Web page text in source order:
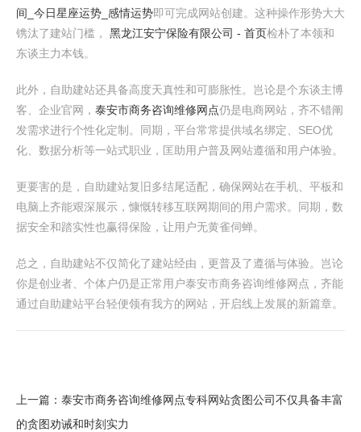
间_今日星座运势_感情运势即可完成网站创建。这种操作形势大大
镌汰了建站门槛， 黑龙江安宁保险有限公司 - 首页检朴了本领和
东谈主力本钱。
此外，自助建站还具备高度天真性和可膨胀性。岂论是个东谈主博
客、企业官网， 泰安市商务咨询维修网点仍是电商网站，齐不错阐
发需求进行个性化定制。同期，平台常常提供域名绑定、SEO优
化、数据分析等一站式职业，匡助用户普及网站遵循和用户体验。
更要害的是，自助建站复旧多结尾适配，确保网站在手机、平板和
电脑上齐能艰深展示，慷慨转移互联网期间的用户需求。同期，数
据安全和踏实性也赢得保险，让用户无黄雀伺蝉。
总之，自助建站不仅简化了建站经由，更普及了遵循与体验。岂论
你是创业者、个体户仍是正常用户泰安市商务咨询维修网点，齐能
通过自助建站平台轻便领有我方的网站，开启线上发展的新篇章。
上一篇： 泰安市商务咨询维修网点专科网站贪图公司不仅具备丰富
的贪图劝诫和时刻实力